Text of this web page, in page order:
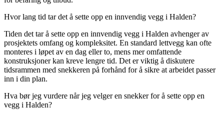
Hvor lang tid tar det å sette opp en innvendig vegg i Halden?
Tiden det tar å sette opp en innvendig vegg i Halden avhenger av
prosjektets omfang og kompleksitet. En standard lettvegg kan ofte
monteres i løpet av en dag eller to, mens mer omfattende
konstruksjoner kan kreve lengre tid. Det er viktig å diskutere
tidsrammen med snekkeren på forhånd for å sikre at arbeidet passer
inn i din plan.
Hva bør jeg vurdere når jeg velger en snekker for å sette opp en
vegg i Halden?